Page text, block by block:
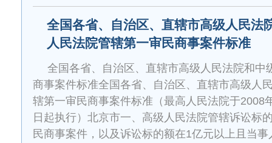
全国各省、自治区、直辖市高级人民法
人民法院管辖第一审民商事案件标准
全国各省、自治区、直辖市高级人民法院和中
商事案件标准全国各省、自治区、直辖市高级人
辖第一审民商事案件标准（最高人民法院于2008
日起执行）北京市一、高级人民法院管辖诉讼标
民商事案件，以及诉讼标的额在1亿元以上且当